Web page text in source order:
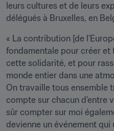
leurs cultures et de leurs
délégués à Bruxelles, en
« La contribution [de
fondamentale pour créer
cette solidarité, et pour
monde entier dans une
On travaille tous ensemble
compte sur chacun d’entre
sûr compter sur moi
devienne un événement